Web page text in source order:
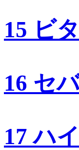
15 ビ
16 セ
17 ハ